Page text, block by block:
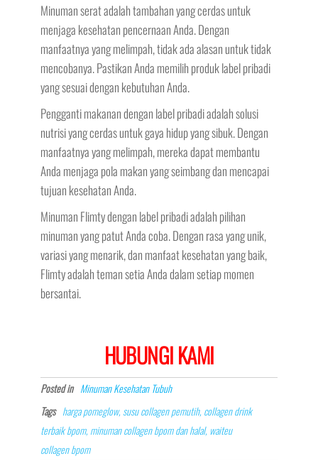
Minuman serat adalah tambahan yang cerdas untuk
menjaga kesehatan pencernaan Anda. Dengan
manfaatnya yang melimpah, tidak ada alasan untuk tidak
mencobanya. Pastikan Anda memilih produk label pribadi
yang sesuai dengan kebutuhan Anda.
Pengganti makanan dengan label pribadi adalah solusi
nutrisi yang cerdas untuk gaya hidup yang sibuk. Dengan
manfaatnya yang melimpah, mereka dapat membantu
Anda menjaga pola makan yang seimbang dan mencapai
tujuan kesehatan Anda.
Minuman Flimty dengan label pribadi adalah pilihan
minuman yang patut Anda coba. Dengan rasa yang unik,
variasi yang menarik, dan manfaat kesehatan yang baik,
Flimty adalah teman setia Anda dalam setiap momen
bersantai.
HUBUNGI KAMI
Posted in Minuman Kesehatan Tubuh
Tags harga pomeglow, susu collagen pemutih, collagen drink
terbaik bpom, minuman collagen bpom dan halal, waiteu
collagen bpom